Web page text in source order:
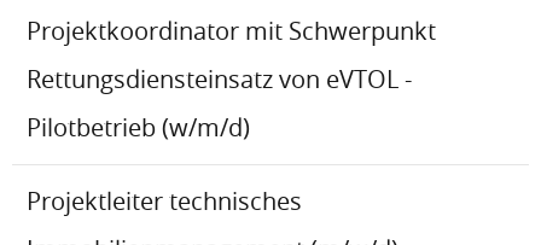
Projektkoordinator mit Schwerpunkt
Rettungsdiensteinsatz von eVTOL -
Pilotbetrieb (w/m/d)
Projektleiter technisches